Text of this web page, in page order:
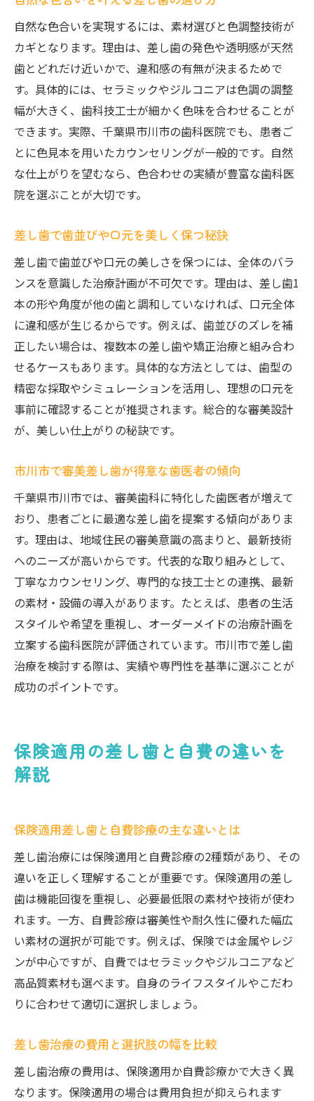
自然な色合いを実現するには、素材選びと色調整技術が
カギとなります。理由は、差し歯の発色や透明感が天然
歯とどれだけ近いかで、違和感の有無が決まるためで
す。具体的には、セラミックやジルコニアは色調の調整
幅が大きく、歯科技工士が細かく色味を合わせることが
できます。実際、千葉県市川市の歯科医院でも、患者ご
とに色見本を用いたカウンセリングが一般的です。自然
な仕上がりを望むなら、色合わせの実績が豊富な歯科医
院を選ぶことが大切です。
差し歯で歯並びや口元を美しく保つ秘訣
差し歯で歯並びや口元の美しさを保つには、全体のバラ
ンスを意識した治療計画が不可欠です。理由は、差し歯1
本の形や角度が他の歯と調和していなければ、口元全体
に違和感が生じるからです。例えば、歯並びのズレを補
正したい場合は、複数本の差し歯や矯正治療と組み合わ
せるケースもあります。具体的な方法としては、歯型の
精密な採取やシミュレーションを活用し、理想の口元を
事前に確認することが推奨されます。総合的な審美設計
が、美しい仕上がりの秘訣です。
市川市で審美差し歯が得意な歯医者の傾向
千葉県市川市では、審美歯科に特化した歯医者が増えて
おり、患者ごとに最適な差し歯を提案する傾向がありま
す。理由は、地域住民の審美意識の高まりと、最新技術
へのニーズが高いからです。代表的な取り組みとして、
丁寧なカウンセリング、専門的な技工士との連携、最新
の素材・設備の導入があります。たとえば、患者の生活
スタイルや希望を重視し、オーダーメイドの治療計画を
立案する歯科医院が評価されています。市川市で差し歯
治療を検討する際は、実績や専門性を基準に選ぶことが
成功のポイントです。
保険適用の差し歯と自費の違いを
解説
保険適用差し歯と自費診療の主な違いとは
差し歯治療には保険適用と自費診療の2種類があり、その
違いを正しく理解することが重要です。保険適用の差し
歯は機能回復を重視し、必要最低限の素材や技術が使わ
れます。一方、自費診療は審美性や耐久性に優れた幅広
い素材の選択が可能です。例えば、保険では金属やレジ
ンが中心ですが、自費ではセラミックやジルコニアなど
高品質素材も選べます。自身のライフスタイルやこだわ
りに合わせて適切に選択しましょう。
差し歯治療の費用と選択肢の幅を比較
差し歯治療の費用は、保険適用か自費診療かで大きく異
なります。保険適用の場合は費用負担が抑えられます